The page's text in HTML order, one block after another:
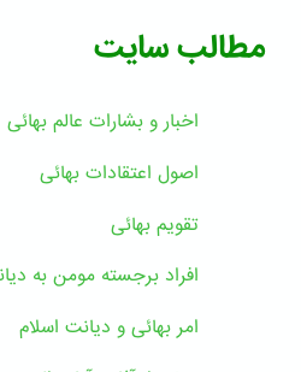
مطالب سایت
اخبار و بشارات عالم بهائى
اصول اعتقادات بهائی
تقویم بهائی
افراد برجسته مومن به
امر بهائی و دیانت اسلام